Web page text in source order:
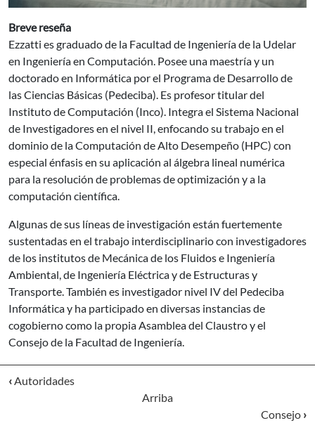
Breve reseña
Ezzatti es graduado de la Facultad de Ingeniería de la Udelar
en Ingeniería en Computación. Posee una maestría y un
doctorado en Informática por el Programa de Desarrollo de
las Ciencias Básicas (Pedeciba). Es profesor titular del
Instituto de Computación (Inco). Integra el Sistema Nacional
de Investigadores en el nivel II, enfocando su trabajo en el
dominio de la Computación de Alto Desempeño (HPC) con
especial énfasis en su aplicación al álgebra lineal numérica
para la resolución de problemas de optimización y a la
computación científica.
Algunas de sus líneas de investigación están fuertemente
sustentadas en el trabajo interdisciplinario con investigadores
de los institutos de Mecánica de los Fluidos e Ingeniería
Ambiental, de Ingeniería Eléctrica y de Estructuras y
Transporte. También es investigador nivel IV del Pedeciba
Informática y ha participado en diversas instancias de
cogobierno como la propia Asamblea del Claustro y el
Consejo de la Facultad de Ingeniería.
‹Autoridades
Arriba
Consejo ›